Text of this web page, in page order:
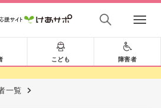
こども 障害者
一覧